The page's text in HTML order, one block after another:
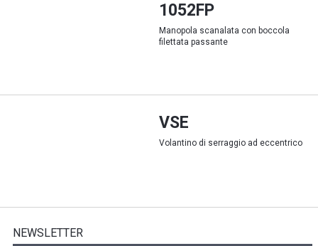
1052FP
Manopola scanalata con boccola
filettata passante
VSE
Volantino di serraggio ad eccentrico
NEWSLETTER